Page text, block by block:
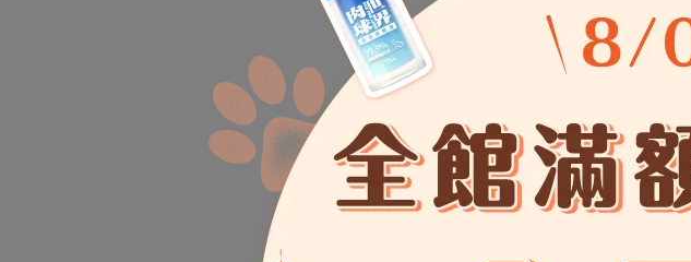
南極磷蝦X雞肉凍乾無穀貓糧隨身
NT$132
貓咪主食罐/餐包